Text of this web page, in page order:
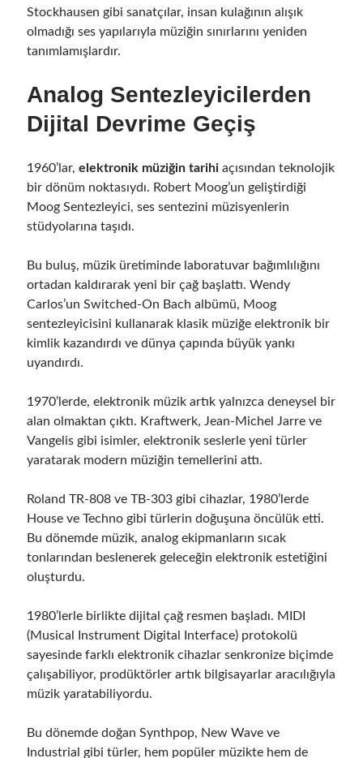
Stockhausen gibi sanatçılar, insan kulağının alışık
olmadığı ses yapılarıyla müziğin sınırlarını yeniden
tanımlamışlardır.
Analog Sentezleyicilerden
Dijital Devrime Geçiş
1960’lar,elektronik müziğin tarihi açısından teknolojik
bir dönüm noktasıydı. Robert Moog’un geliştirdiği
Moog Sentezleyici, ses sentezini müzisyenlerin
stüdyolarına taşıdı.
Bu buluş, müzik üretiminde laboratuvar bağımlılığını
ortadan kaldırarak yeni bir çağ başlattı. Wendy
Carlos’un Switched-On Bach albümü, Moog
sentezleyicisini kullanarak klasik müziğe elektronik bir
kimlik kazandırdı ve dünya çapında büyük yankı
uyandırdı.
1970’lerde, elektronik müzik artık yalnızca deneysel bir
alan olmaktan çıktı. Kraftwerk, Jean-Michel Jarre ve
Vangelis gibi isimler, elektronik seslerle yeni türler
yaratarak modern müziğin temellerini attı.
Roland TR-808 ve TB-303 gibi cihazlar, 1980’lerde
House ve Techno gibi türlerin doğuşuna öncülük etti.
Bu dönemde müzik, analog ekipmanların sıcak
tonlarından beslenerek geleceğin elektronik estetiğini
oluşturdu.
1980’lerle birlikte dijital çağ resmen başladı. MIDI
(Musical Instrument Digital Interface) protokolü
sayesinde farklı elektronik cihazlar senkronize biçimde
çalışabiliyor, prodüktörler artık bilgisayarlar aracılığıyla
müzik yaratabiliyordu.
Bu dönemde doğan Synthpop, New Wave ve
Industrial gibi türler, hem popüler müzikte hem de